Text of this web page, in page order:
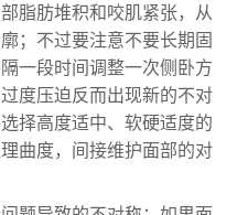
脂肪堆积和咬肌紧张，从
；不过要注意不要长期固
一段时间调整一次侧卧方
度压迫反而出现新的不对
择高度适中、软硬适度的
曲度，间接维护面部的对